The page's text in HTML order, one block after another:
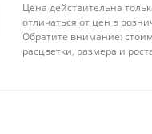
Цена действительна
отличаться от цен в
Обратите внимание:
расцветки, размера и